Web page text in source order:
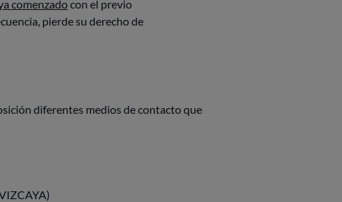
comenzadocon el previo
pierde su derecho de
diferentes medios de contacto que